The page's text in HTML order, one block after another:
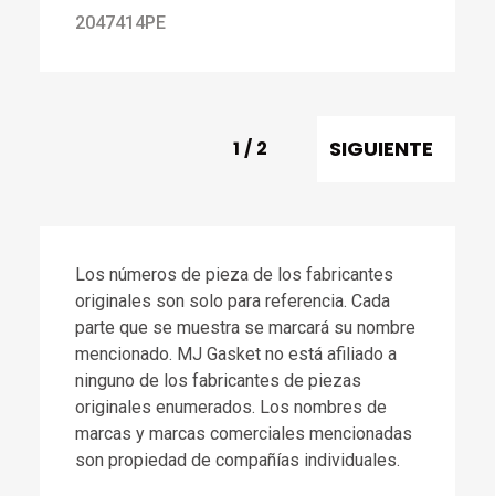
2047414PE
1 / 2 SIGUIENTE
Los números de pieza de los fabricantes
originales son solo para referencia. Cada
parte que se muestra se marcará su nombre
mencionado. MJ Gasket no está afiliado a
ninguno de los fabricantes de piezas
originales enumerados. Los nombres de
marcas y marcas comerciales mencionadas
son propiedad de compañías individuales.